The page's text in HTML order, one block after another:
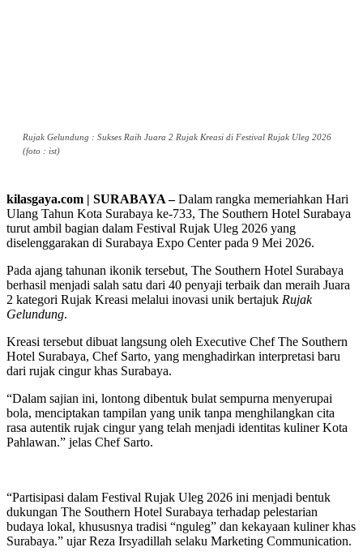
Rujak Gelundung : Sukses Raih Juara 2 Rujak Kreasi di Festival Rujak Uleg 2026
(foto : ist)
kilasgaya.com | SURABAYA –Dalam rangka memeriahkan Hari
Ulang Tahun Kota Surabaya ke-733, The Southern Hotel Surabaya
turut ambil bagian dalam Festival Rujak Uleg 2026 yang
diselenggarakan di Surabaya Expo Center pada 9 Mei 2026.
Pada ajang tahunan ikonik tersebut, The Southern Hotel Surabaya
berhasil menjadi salah satu dari 40 penyaji terbaik dan meraih Juara
2 kategori Rujak Kreasi melalui inovasi unik bertajuk Rujak
Gelundung.
Kreasi tersebut dibuat langsung oleh Executive Chef The Southern
Hotel Surabaya, Chef Sarto, yang menghadirkan interpretasi baru
dari rujak cingur khas Surabaya.
“Dalam sajian ini, lontong dibentuk bulat sempurna menyerupai
bola, menciptakan tampilan yang unik tanpa menghilangkan cita
rasa autentik rujak cingur yang telah menjadi identitas kuliner Kota
Pahlawan.” jelas Chef Sarto.
“Partisipasi dalam Festival Rujak Uleg 2026 ini menjadi bentuk
dukungan The Southern Hotel Surabaya terhadap pelestarian
budaya lokal, khususnya tradisi “nguleg” dan kekayaan kuliner khas
Surabaya.” ujar Reza Irsyadillah selaku Marketing Communication.